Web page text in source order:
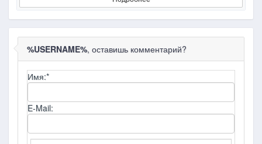
%USERNAME%, оставишь комментарий?
Имя:*
E-Mail: